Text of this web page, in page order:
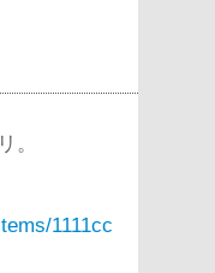
。
1111cc